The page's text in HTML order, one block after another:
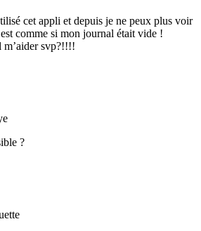
cet appli et depuis je ne peux plus voir
comme si mon journal était vide !
m’aider svp?!!!!
?